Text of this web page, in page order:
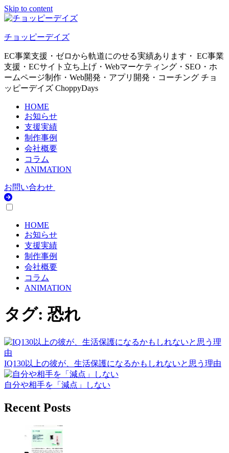
Skip to content
チョッピーデイズ
EC事業支援・ゼロから軌道にのせる実績あります・ EC事業
支援・ECサイト立ち上げ・Webマーケティング・SEO・ホ
ームページ制作・Web開発・アプリ開発・コーチング チョ
ッピーデイズ ChoppyDays
HOME
お知らせ
支援実績
制作事例
会社概要
コラム
ANIMATION
お問い合わせ
HOME
お知らせ
支援実績
制作事例
会社概要
コラム
ANIMATION
タグ: 恐れ
IQ130以上の彼が、生活保護になるかもしれないと思う理由
自分や相手を「減点」しない
Recent Posts